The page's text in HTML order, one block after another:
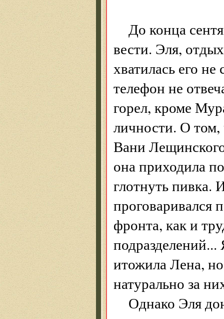
До конца
вести. Эля,
хватилась его
телефон не
горел, кроме
личности. О
Вани
она приходила
глотнуть пивка.
проговаривался
фронта, как и
итожила Лена,
натурально за
Однако Эля